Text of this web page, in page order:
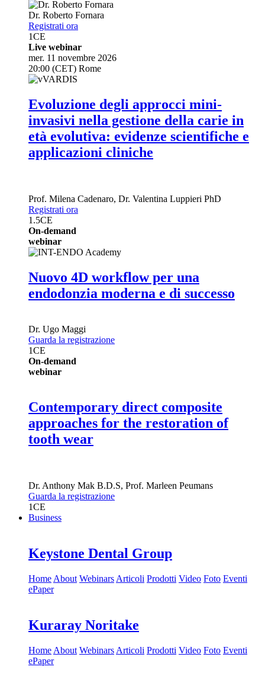
Dr. Roberto Fornara
Registrati ora
1CE
Live webinar
mer. 11 novembre 2026
20:00 (CET) Rome
Evoluzione degli approcci mini-
invasivi nella gestione della carie in
età evolutiva: evidenze scientifiche e
applicazioni cliniche
Prof. Milena Cadenaro, Dr. Valentina Luppieri PhD
Registrati ora
1.5CE
On-demand
webinar
Nuovo 4D workflow per una
endodonzia moderna e di successo
Dr. Ugo Maggi
Guarda la registrazione
1CE
On-demand
webinar
Contemporary direct composite
approaches for the restoration of
tooth wear
Dr. Anthony Mak B.D.S, Prof. Marleen Peumans
Guarda la registrazione
1CE
Business
Keystone Dental Group
Home About Webinars Articoli Prodotti Video Foto Eventi
ePaper
Kuraray Noritake
Home About Webinars Articoli Prodotti Video Foto Eventi
ePaper